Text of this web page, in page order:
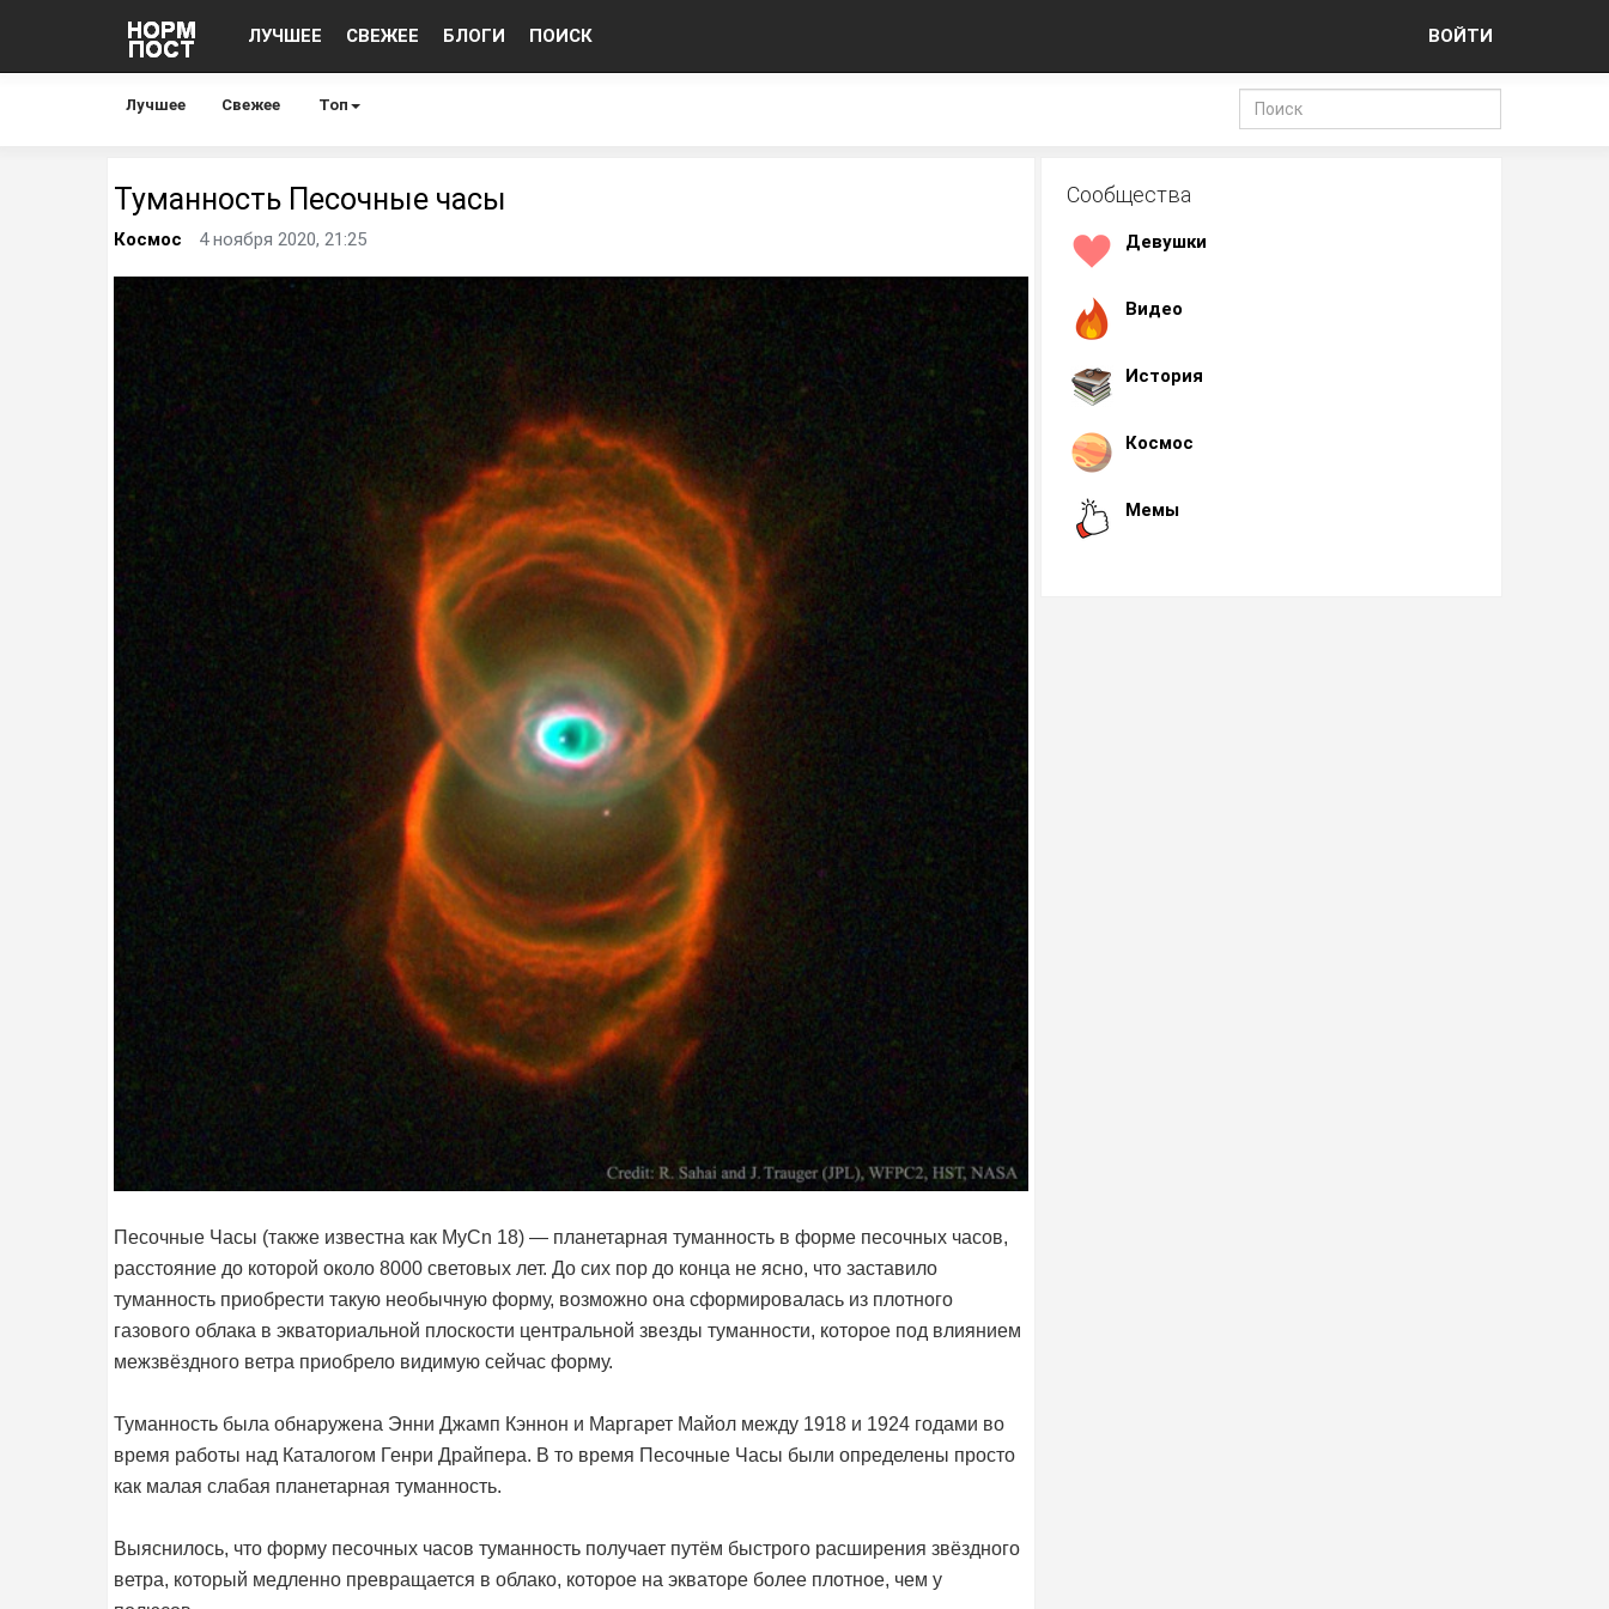
ЛУЧШЕЕ СВЕЖЕЕ БЛОГИ ПОИСК ВОЙТИ
Лучшее Свежее Топ
Туманность Песочные часы
Космос 4 ноября 2020, 21:25
Песочные Часы (также известна как MyCn 18) — планетарная туманность в форме песочных часов,
расстояние до которой около 8000 световых лет. До сих пор до конца не ясно, что заставило
туманность приобрести такую необычную форму, возможно она сформировалась из плотного
газового облака в экваториальной плоскости центральной звезды туманности, которое под влиянием
межзвёздного ветра приобрело видимую сейчас форму.
Туманность была обнаружена Энни Джамп Кэннон и Маргарет Майол между 1918 и 1924 годами во
время работы над Каталогом Генри Драйпера. В то время Песочные Часы были определены просто
как малая слабая планетарная туманность.
Выяснилось, что форму песочных часов туманность получает путём быстрого расширения звёздного
ветра, который медленно превращается в облако, которое на экваторе более плотное, чем у
Сообщества
Девушки
Видео
История
Космос
Мемы